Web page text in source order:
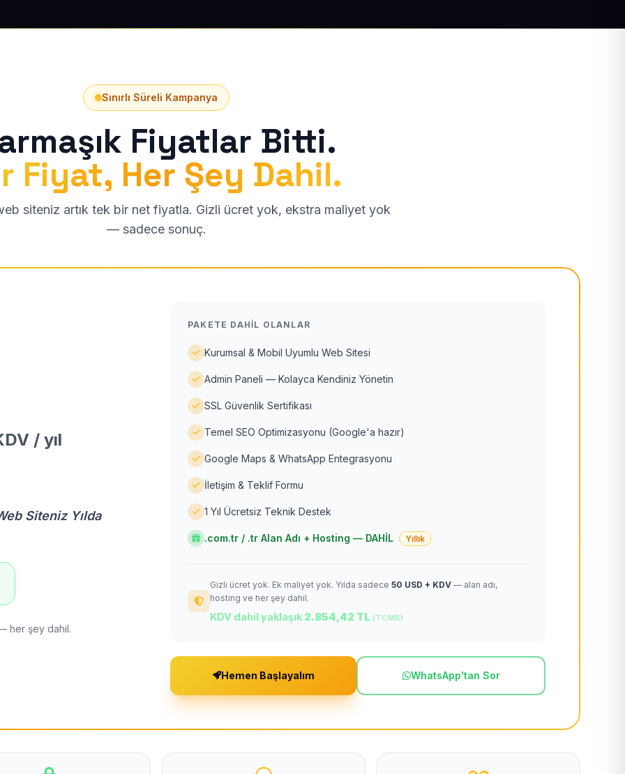
Sınırlı Süreli Kampanya
Fiyatlar Bitti.
Fiyat, Her Şey Dahil.
siteniz artık tek bir net fiyatla. Gizli ücret yok, ekstra maliyet yok
— sadece sonuç.
/ yıl
Siteniz Yılda
her şey dahil.
PAKETE DAHIL OLANLAR
Kurumsal & Mobil Uyumlu Web Sitesi
Admin Paneli — Kolayca Kendiniz Yönetin
SSL Güvenlik Sertifikası
Temel SEO Optimizasyonu (Google'a hazır)
Google Maps & WhatsApp Entegrasyonu
İletişim & Teklif Formu
1 Yıl Ücretsiz Teknik Destek
.com.tr / .tr Alan Adı + Hosting — DAHİL Yıllık
Gizli ücret yok. Ek maliyet yok. Yılda sadece 50 USD + KDV — alan adı,
hosting ve her şey dahil.
KDV dahil yaklaşık 2.854,42 TL (TCMB)
Hemen Başlayalım WhatsApp'tan Sor